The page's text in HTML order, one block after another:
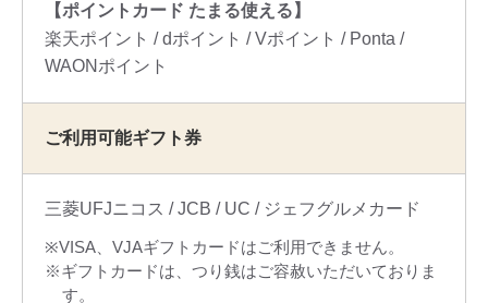
【ポイントカード たまる使える】
楽天ポイント
dポイント Vポイント
Ponta
WAONポイント
ご利用可能ギフト券
三菱UFJニコス JCB UC ジェフグルメカード
VISA、VJAギフトカードはご利用できません。
ギフトカードは、つり銭はご容赦いただいておりま
す。